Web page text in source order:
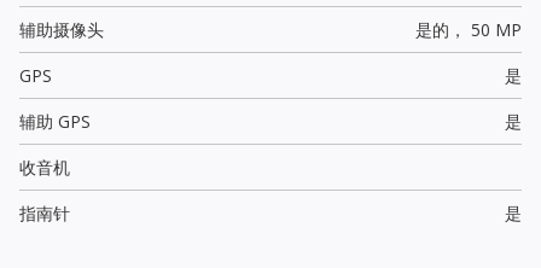
辅助摄像头
是的， 50 MP
GPS
是
辅助 GPS
是
收音机
指南针
是